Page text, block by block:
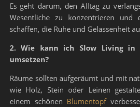
Es geht darum, den Alltag zu
Wesentliche zu konzentrieren und
schaffen, die Ruhe und Gelassenheit
2. Wie kann ich Slow Living in
umsetzen?
Räume sollten aufgeräumt und mit
wie Holz, Stein oder Leinen
einem schönen Blumentopf